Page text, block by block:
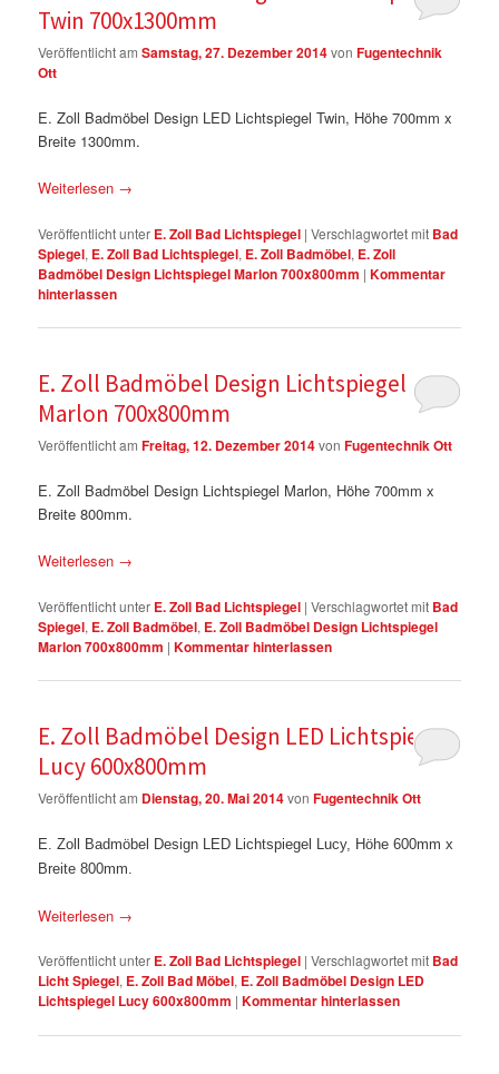
Twin 700x1300mm
Veröffentlicht amSamstag, 27. Dezember 2014vonFugentechnik
Ott
E. Zoll Badmöbel Design LED Lichtspiegel Twin, Höhe 700mm x
Breite 1300mm.
Weiterlesen →
Veröffentlicht unter E. Zoll Bad Lichtspiegel |Verschlagwortet mit Bad
Spiegel, E. Zoll Bad Lichtspiegel, E. Zoll Badmöbel, E. Zoll
Badmöbel Design Lichtspiegel Marlon 700x800mm |Kommentar
hinterlassen
E. Zoll Badmöbel Design Lichtspiegel
Marlon 700x800mm
Veröffentlicht amFreitag, 12. Dezember 2014vonFugentechnik Ott
E. Zoll Badmöbel Design Lichtspiegel Marlon, Höhe 700mm x
Breite 800mm.
Weiterlesen →
Veröffentlicht unter E. Zoll Bad Lichtspiegel |Verschlagwortet mit Bad
Spiegel, E. Zoll Badmöbel, E. Zoll Badmöbel Design Lichtspiegel
Marlon 700x800mm |Kommentar hinterlassen
E. Zoll Badmöbel Design LED Lichtspiegel
Lucy 600x800mm
Veröffentlicht am Dienstag, 20. Mai 2014vonFugentechnik Ott
E. Zoll Badmöbel Design LED Lichtspiegel Lucy, Höhe 600mm x
Breite 800mm.
Weiterlesen →
Veröffentlicht unter E. Zoll Bad Lichtspiegel |Verschlagwortet mit Bad
Licht Spiegel, E. Zoll Bad Möbel, E. Zoll Badmöbel Design LED
Lichtspiegel Lucy 600x800mm |Kommentar hinterlassen